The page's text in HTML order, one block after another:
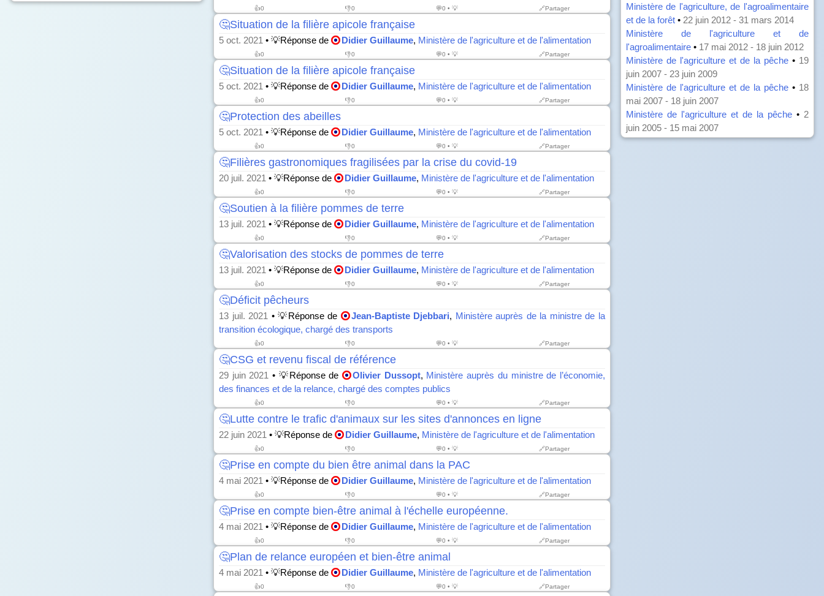
👍0 👎0 💬0 • 💡 🔗Partager
🤔Situation de la filière apicole française
5 oct. 2021 • 💡Réponse de Didier Guillaume, Ministère de l'agriculture et de l'alimentation
👍0 👎0 💬0 • 💡 🔗Partager
🤔Situation de la filière apicole française
5 oct. 2021 • 💡Réponse de Didier Guillaume, Ministère de l'agriculture et de l'alimentation
👍0 👎0 💬0 • 💡 🔗Partager
🤔Protection des abeilles
5 oct. 2021 • 💡Réponse de Didier Guillaume, Ministère de l'agriculture et de l'alimentation
👍0 👎0 💬0 • 💡 🔗Partager
🤔Filières gastronomiques fragilisées par la crise du covid-19
20 juil. 2021 • 💡Réponse de Didier Guillaume, Ministère de l'agriculture et de l'alimentation
👍0 👎0 💬0 • 💡 🔗Partager
🤔Soutien à la filière pommes de terre
13 juil. 2021 • 💡Réponse de Didier Guillaume, Ministère de l'agriculture et de l'alimentation
👍0 👎0 💬0 • 💡 🔗Partager
🤔Valorisation des stocks de pommes de terre
13 juil. 2021 • 💡Réponse de Didier Guillaume, Ministère de l'agriculture et de l'alimentation
👍0 👎0 💬0 • 💡 🔗Partager
🤔Déficit pêcheurs
13 juil. 2021 • 💡Réponse de Jean-Baptiste Djebbari, Ministère auprès de la ministre de la
transition écologique, chargé des transports
👍0 👎0 💬0 • 💡 🔗Partager
🤔CSG et revenu fiscal de référence
29 juin 2021 • 💡Réponse de Olivier Dussopt, Ministère auprès du ministre de l’économie,
des finances et de la relance, chargé des comptes publics
👍0 👎0 💬0 • 💡 🔗Partager
🤔Lutte contre le trafic d'animaux sur les sites d'annonces en ligne
22 juin 2021 • 💡Réponse de Didier Guillaume, Ministère de l'agriculture et de l'alimentation
👍0 👎0 💬0 • 💡 🔗Partager
🤔Prise en compte du bien être animal dans la PAC
4 mai 2021 • 💡Réponse de Didier Guillaume, Ministère de l'agriculture et de l'alimentation
👍0 👎0 💬0 • 💡 🔗Partager
🤔Prise en compte bien-être animal à l'échelle européenne.
4 mai 2021 • 💡Réponse de Didier Guillaume, Ministère de l'agriculture et de l'alimentation
👍0 👎0 💬0 • 💡 🔗Partager
🤔Plan de relance européen et bien-être animal
4 mai 2021 • 💡Réponse de Didier Guillaume, Ministère de l'agriculture et de l'alimentation
👍0 👎0 💬0 • 💡 🔗Partager
Ministère de l'agriculture, de l'agroalimentaire
et de la forêt• 22 juin 2012 - 31 mars 2014
Ministère de l'agriculture et de
l'agroalimentaire• 17 mai 2012 - 18 juin 2012
Ministère de l'agriculture et de la pêche• 19
juin 2007 - 23 juin 2009
Ministère de l'agriculture et de la pêche• 18
mai 2007 - 18 juin 2007
Ministère de l'agriculture et de la pêche• 2
juin 2005 - 15 mai 2007